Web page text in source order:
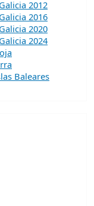
2012
2016
2020
2024
Baleares